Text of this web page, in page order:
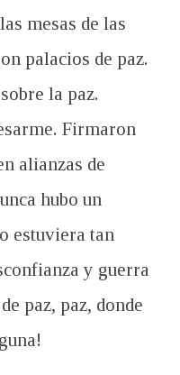
mesas de las
palacios de paz.
la paz.
Firmaron
alianzas de
hubo un
estuviera tan
y guerra
paz, paz, donde